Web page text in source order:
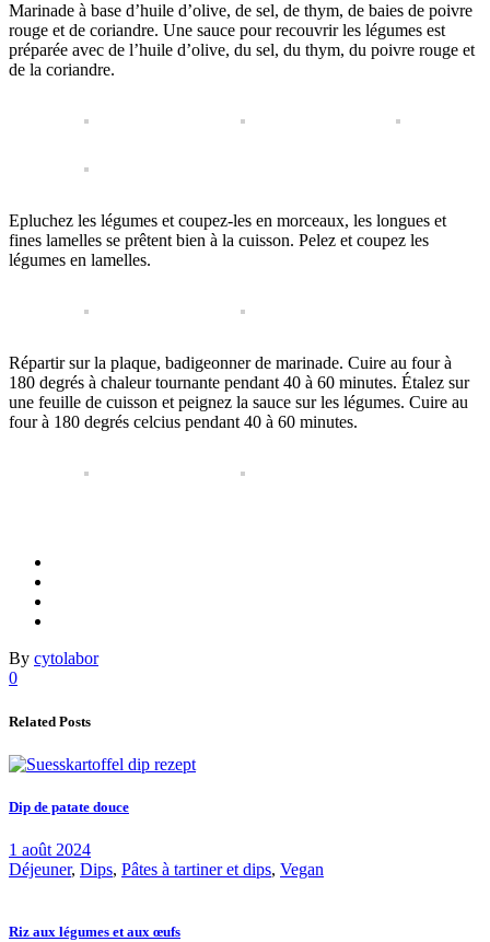
Marinade à base d’huile d’olive, de sel, de thym, de baies de poivre
rouge et de coriandre. Une sauce pour recouvrir les légumes est
préparée avec de l’huile d’olive, du sel, du thym, du poivre rouge et
de la coriandre.
Epluchez les légumes et coupez-les en morceaux, les longues et
fines lamelles se prêtent bien à la cuisson. Pelez et coupez les
légumes en lamelles.
Répartir sur la plaque, badigeonner de marinade. Cuire au four à
180 degrés à chaleur tournante pendant 40 à 60 minutes. Étalez sur
une feuille de cuisson et peignez la sauce sur les légumes. Cuire au
four à 180 degrés celcius pendant 40 à 60 minutes.
By cytolabor
0
Related Posts
Dip de patate douce
1 août 2024
Déjeuner, Dips, Pâtes à tartiner et dips, Vegan
Riz aux légumes et aux œufs